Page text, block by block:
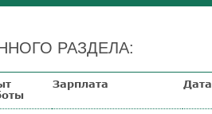
РАЗДЕЛА:
Зарплата Дата